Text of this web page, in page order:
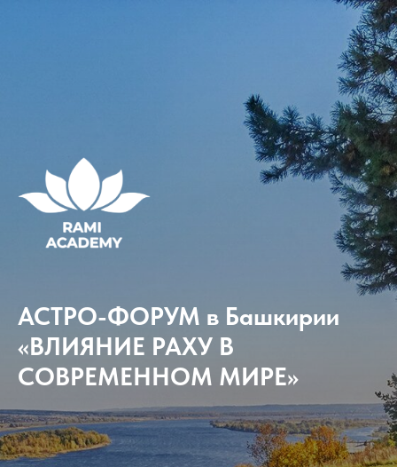
АСТРО-ФОРУМ в Башкирии
«ВЛИЯНИЕ РАХУ В
СОВРЕМЕННОМ МИРЕ»